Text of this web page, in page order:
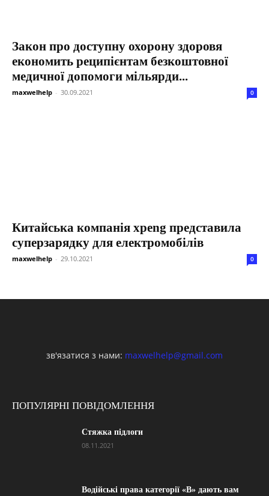
Закон про доступну охорону здоровя
економить реципієнтам безкоштовної
медичної допомоги мільярди...
maxwelhelp - 30.09.2021 0
Китайська компанія xpeng представила
суперзарядку для електромобілів
maxwelhelp - 29.10.2021 0
зв'язатися з нами: maxwelhelp@gmail.com
ПОПУЛЯРНІ ПОВІДОМЛЕННЯ
Стяжка підлоги
08.11.2021
Водійські права категорії «B» дають вам